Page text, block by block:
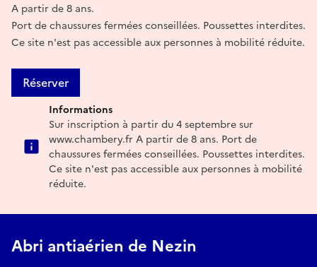
A partir de 8 ans.
Port de chaussures fermées conseillées. Poussettes interdites.
Ce site n'est pas accessible aux personnes à mobilité réduite.
Réserver
Informations
Sur inscription à partir du 4 septembre sur
www.chambery.fr A partir de 8 ans. Port de
chaussures fermées conseillées. Poussettes interdites.
Ce site n'est pas accessible aux personnes à mobilité
réduite.
Abri antiaérien de Nezin